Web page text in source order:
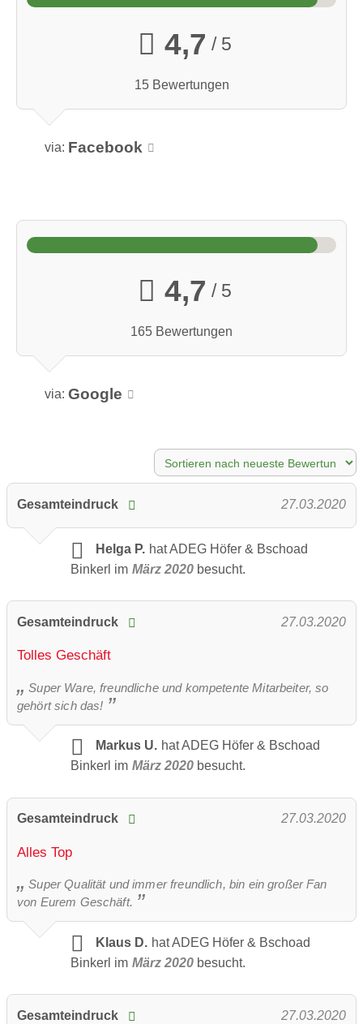
4,7 / 5
15 Bewertungen
via: Facebook
4,7 / 5
165 Bewertungen
via: Google
Gesamteindruck 27.03.2020
Helga P. hat ADEG Höfer & Bschoad
Binkerl im März 2020 besucht.
Gesamteindruck 27.03.2020
Tolles Geschäft
Super Ware, freundliche und kompetente Mitarbeiter, so
gehört sich das!
Markus U. hat ADEG Höfer & Bschoad
Binkerl im März 2020 besucht.
Gesamteindruck 27.03.2020
Alles Top
Super Qualität und immer freundlich, bin ein großer Fan
von Eurem Geschäft.
Klaus D. hat ADEG Höfer & Bschoad
Binkerl im März 2020 besucht.
Gesamteindruck 27.03.2020